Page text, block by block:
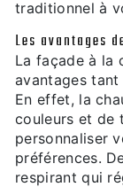
traditionnel à
Les avantages
La façade à la
avantages
En effet, la
couleurs et de
personnaliser
préférences.
respirant qui